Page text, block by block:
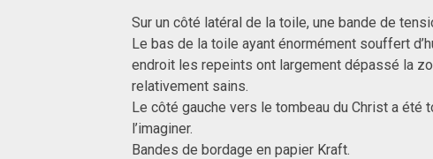
Sur un côté latéral de la toile, une bande de
Le bas de la toile ayant énormément souffert
endroit les repeints ont largement dépassé la
relativement sains.
Le côté gauche vers le tombeau du Christ a été
l’imaginer.
Bandes de bordage en papier Kraft.